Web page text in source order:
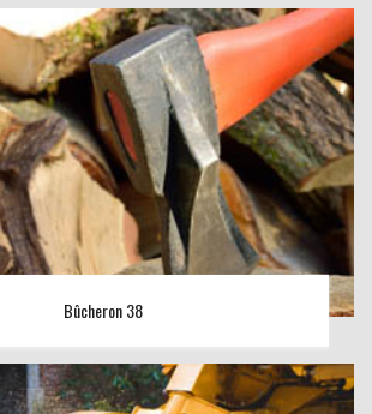
Bûcheron 38